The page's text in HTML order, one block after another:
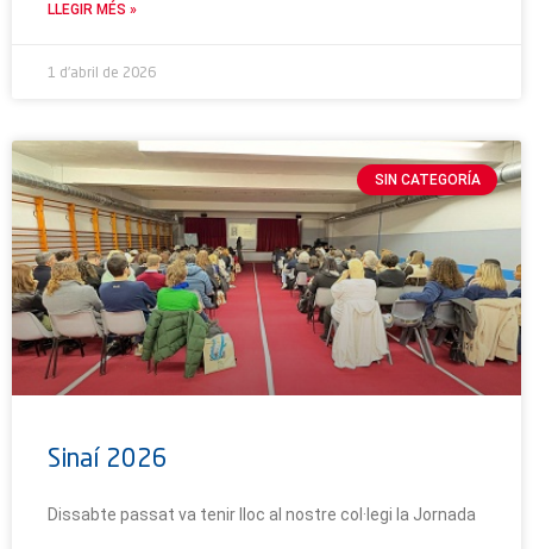
LLEGIR MÉS »
1 d'abril de 2026
SIN CATEGORÍA
Sinaí 2026
Dissabte passat va tenir lloc al nostre col·legi la Jornada